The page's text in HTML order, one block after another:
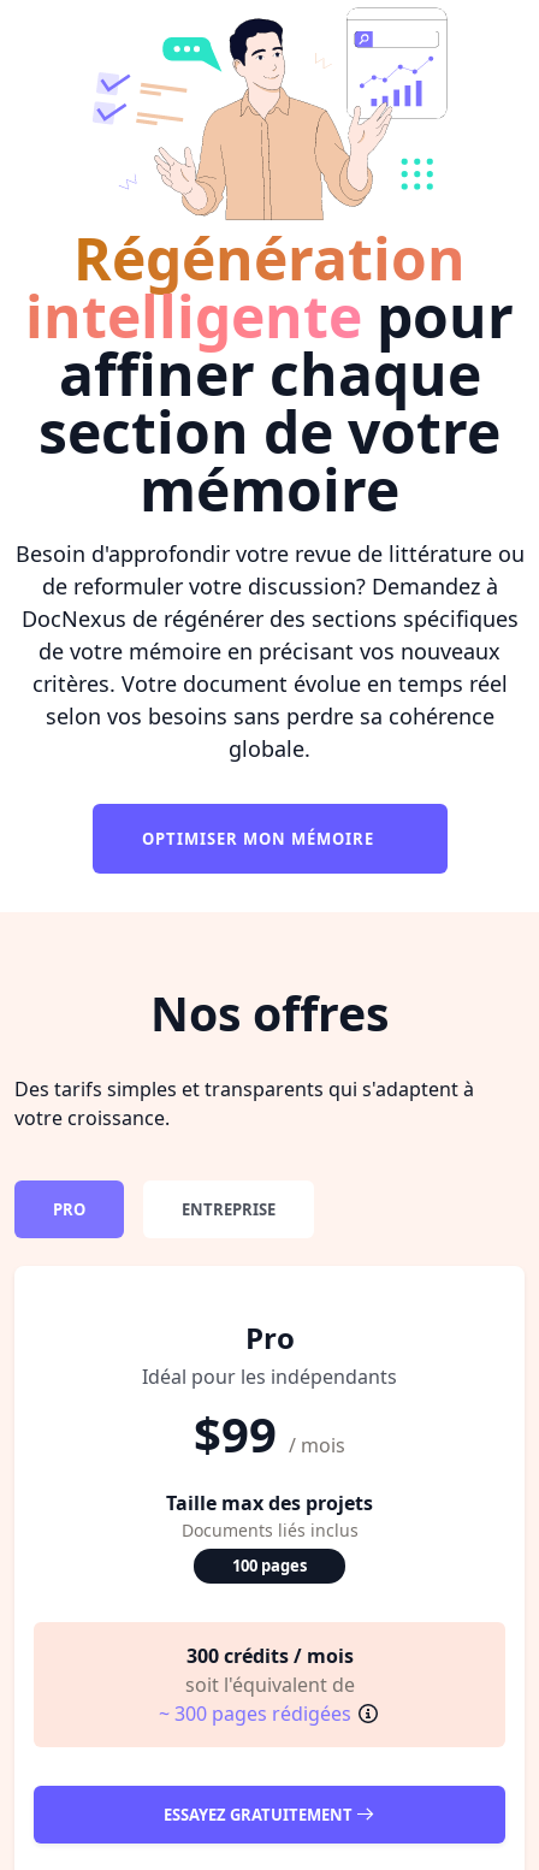
Régénération
intelligente pour
affiner chaque
section de votre
mémoire
Besoin d'approfondir votre revue de littérature ou
de reformuler votre discussion? Demandez à
DocNexus de régénérer des sections spécifiques
de votre mémoire en précisant vos nouveaux
critères. Votre document évolue en temps réel
selon vos besoins sans perdre sa cohérence
globale.
OPTIMISER MON MÉMOIRE
Nos offres
Des tarifs simples et transparents qui s'adaptent à
votre croissance.
PRO ENTREPRISE
Pro
Idéal pour les indépendants
$99 / mois
Taille max des projets
Documents liés inclus
100 pages
300 crédits / mois
soit l'équivalent de
~ 300 pages rédigées
ESSAYEZ GRATUITEMENT